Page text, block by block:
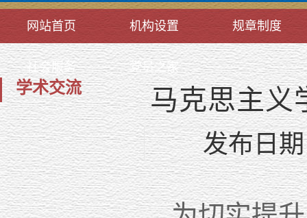
网站首页 机构设置 规章制度
社会服务 党员之家
学术交流 马克思主义
发布日